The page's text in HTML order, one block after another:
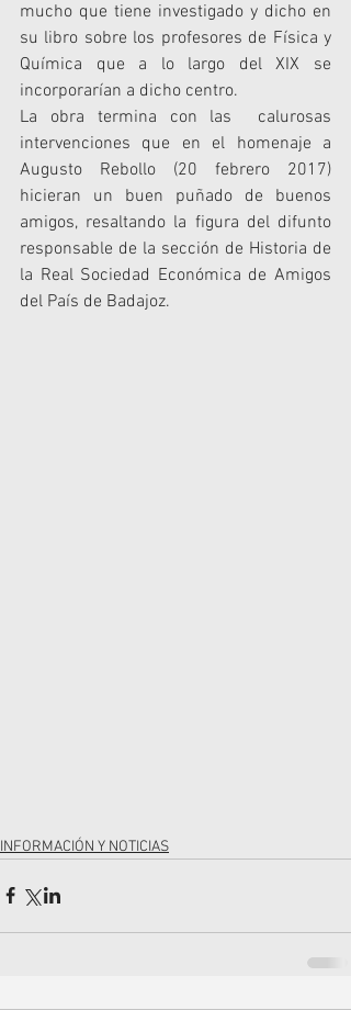
mucho que tiene investigado y dicho en
su libro sobre los profesores de Física y
Química que a lo largo del XIX se
incorporarían a dicho centro.
La obra termina con las  calurosas
intervenciones que en el homenaje a
Augusto Rebollo (20 febrero 2017)
hicieran un buen puñado de buenos
amigos, resaltando la figura del difunto
responsable de la sección de Historia de
la Real Sociedad Económica de Amigos
del País de Badajoz.
INFORMACIÓN Y NOTICIAS